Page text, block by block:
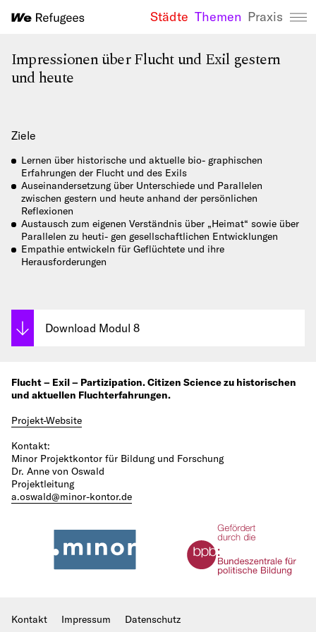
We Refugees
Städte Themen Praxis
Impressionen über Flucht und Exil gestern
und heute
Ziele
Lernen über historische und aktuelle bio- graphischen
Erfahrungen der Flucht und des Exils
Auseinandersetzung über Unterschiede und Parallelen
zwischen gestern und heute anhand der persönlichen
Reflexionen
Austausch zum eigenen Verständnis über „Heimat“ sowie über
Parallelen zu heuti- gen gesellschaftlichen Entwicklungen
Empathie entwickeln für Geflüchtete und ihre
Herausforderungen
Download Modul 8
Flucht – Exil – Partizipation. Citizen Science zu historischen
und aktuellen Fluchterfahrungen.
Projekt-Website
Kontakt:
Minor Projektkontor für Bildung und Forschung
Dr. Anne von Oswald
Projektleitung
a.oswald@minor-kontor.de
Kontakt Impressum Datenschutz